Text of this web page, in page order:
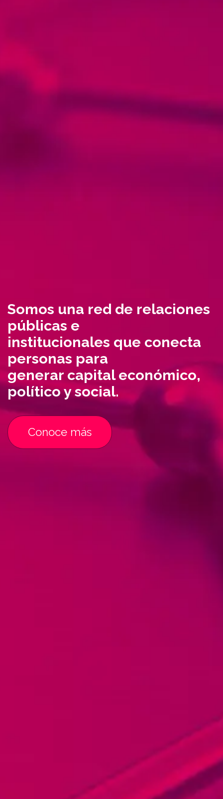
Somos una red de relaciones
públicas e
institucionales que conecta
personas para
generar capital económico,
político y social.
Conoce más